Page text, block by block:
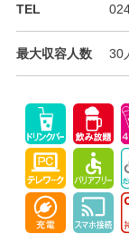
TEL
最大収容人数 30